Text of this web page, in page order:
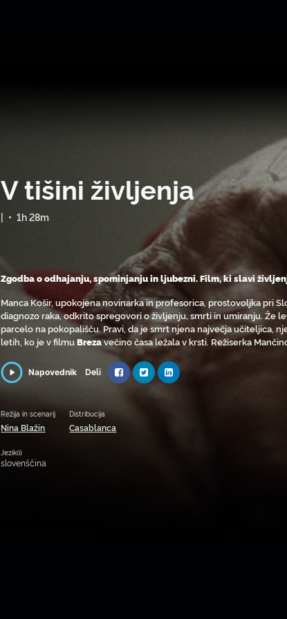
V tišini življenja
| • 1h 28m
Zgodba o odhajanju, spominjanju in ljubezni. Film, ki slavi
Manca Košir, upokojena novinarka in profesorica, prostovoljka pri
diagnozo raka, odkrito spregovori o življenju, smrti in umiranju. Že
parcelo na pokopališču. Pravi, da je smrt njena največja učiteljica,
letih, ko je v filmuBrezavečino časa ležala v krsti. Režiserka
Napovednik Deli
Režija in scenarij
Nina Blažin
Distribucija
Casablanca
Jezik(i)
slovenščina